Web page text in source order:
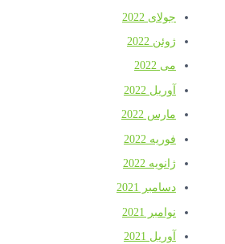
جولای 2022
ژوئن 2022
می 2022
آوریل 2022
مارس 2022
فوریه 2022
ژانویه 2022
دسامبر 2021
نوامبر 2021
آوریل 2021